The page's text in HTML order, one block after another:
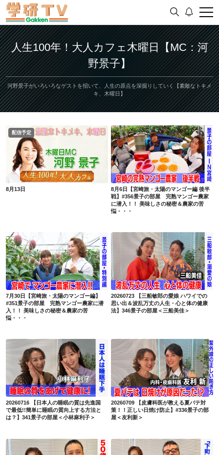
人生100年！大人カフェ木曜日【MC：河
野景子】
河野景子がいろいろなゲストを招いて、人生の原点を深掘りしていく【素敵なトキメ
キ、木曜日】
配信予定
8月13日
8月13日
8月6日【宮崎旅・太陽のマンゴー編 後半戦】#356景子の部屋 完熟マンゴー農家に潜入！！ 美味しさの秘密＆農家の苦悩・・・
8月6日【宮崎旅・太陽のマンゴー編 後半
戦】#356景子の部屋 完熟マンゴー農家
に潜入！！ 美味しさの秘密＆農家の苦
悩・・・
7月30日【宮崎旅・太陽のマンゴー編】#351景子の部屋 完熟マンゴー農家に潜入！！ 美味しさの秘密＆農家の苦悩・・・
7月30日【宮崎旅・太陽のマンゴー編】
#351景子の部屋 完熟マンゴー農家に潜
入！！ 美味しさの秘密＆農家の苦
悩・・・
20260723 【三船敏郎の愛娘 ハワイでの思い出＆波乱万丈の人生・心と体の健康法】346景子の部屋＜三船美佳＞
20260723 【三船敏郎の愛娘 ハワイでの
思い出＆波乱万丈の人生・心と体の健康
法】346景子の部屋＜三船美佳＞
20260716 【日本人の睡眠の質は先進国で最低!!簡単に睡眠の質向上する方法とは？】341景子の部屋＜小林麻利子＞
20260716 【日本人の睡眠の質は先進国
で最低!!簡単に睡眠の質向上する方法と
は？】341景子の部屋＜小林麻利子＞
20260709 【皮膚科医が教える夏バテ対策！！正しい日焼け防止】#336景子の部屋＜友利新＞
20260709 【皮膚科医が教える夏バテ対
策！！正しい日焼け防止】#336景子の部
屋＜友利新＞